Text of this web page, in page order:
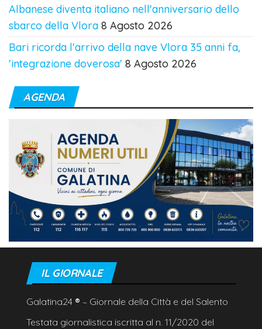
Albanese diventa italiano nell'anniversario dello
sbarco della Vlora 8 Agosto 2026
Bari ricorda l'arrivo della nave Vlora 35 anni fa,
'integrazione doverosa' 8 Agosto 2026
AGENDA
IL GIORNALE
Galatina24 ® – Giornale della Città e del Salento
Testata giornalistica iscritta al n. 11/2020 del